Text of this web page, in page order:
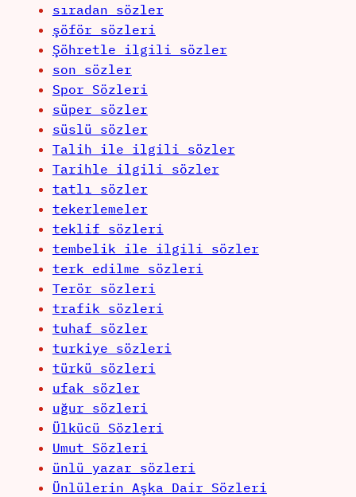
sıradan sözler
şöför sözleri
Şöhretle ilgili sözler
son sözler
Spor Sözleri
süper sözler
süslü sözler
Talih ile ilgili sözler
Tarihle ilgili sözler
tatlı sözler
tekerlemeler
teklif sözleri
tembelik ile ilgili sözler
terk edilme sözleri
Terör sözleri
trafik sözleri
tuhaf sözler
turkiye sözleri
türkü sözleri
ufak sözler
uğur sözleri
Ülkücü Sözleri
Umut Sözleri
ünlü yazar sözleri
Ünlülerin Aşka Dair Sözleri